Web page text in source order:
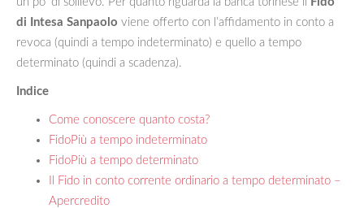
di Intesa Sanpaolo viene offerto con l’affidamento in conto a
revoca (quindi a tempo indeterminato) e quello a tempo
determinato (quindi a scadenza).
Indice
Come conoscere quanto costa?
FidoPiù a tempo indeterminato
FidoPiù a tempo determinato
Il Fido in conto corrente ordinario a tempo determinato –
Apercredito